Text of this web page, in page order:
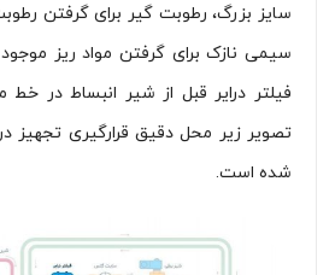
سایز بزرگ، رطوبت گیر برای گرفتن
سیمی نازک برای گرفتن مواد ریز
فیلتر درایر قبل از شیر انبساط در
تصویر زیر محل دقیق قرارگیری
شده است.